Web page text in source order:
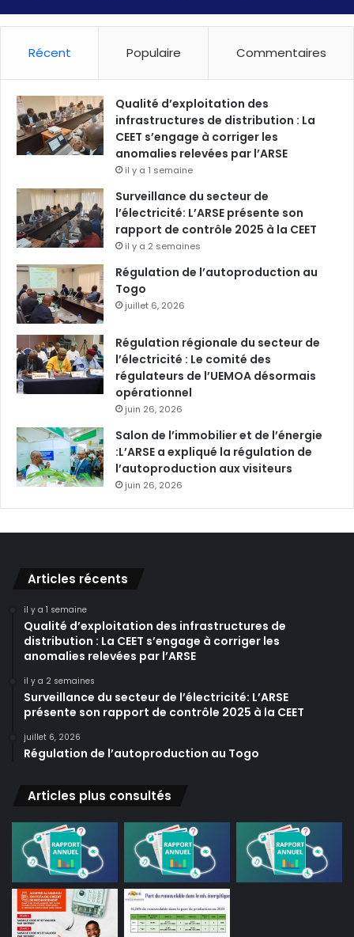
Récent Populaire Commentaires
Qualité d’exploitation des
infrastructures de distribution : La
CEET s’engage à corriger les
anomalies relevées par l’ARSE
il y a 1 semaine
Surveillance du secteur de
l’électricité: L’ARSE présente son
rapport de contrôle 2025 à la CEET
il y a 2 semaines
Régulation de l’autoproduction au
Togo
juillet 6, 2026
Régulation régionale du secteur de
l’électricité : Le comité des
régulateurs de l’UEMOA désormais
opérationnel
juin 26, 2026
Salon de l’immobilier et de l’énergie
:L’ARSE a expliqué la régulation de
l’autoproduction aux visiteurs
juin 26, 2026
Articles récents
il y a 1 semaine
Qualité d’exploitation des infrastructures de
distribution : La CEET s’engage à corriger les
anomalies relevées par l’ARSE
il y a 2 semaines
Surveillance du secteur de l’électricité: L’ARSE
présente son rapport de contrôle 2025 à la CEET
juillet 6, 2026
Régulation de l’autoproduction au Togo
Articles plus consultés